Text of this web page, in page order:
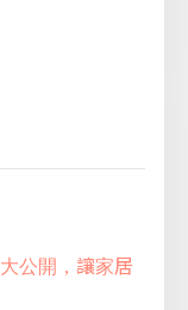
公開，讓家居